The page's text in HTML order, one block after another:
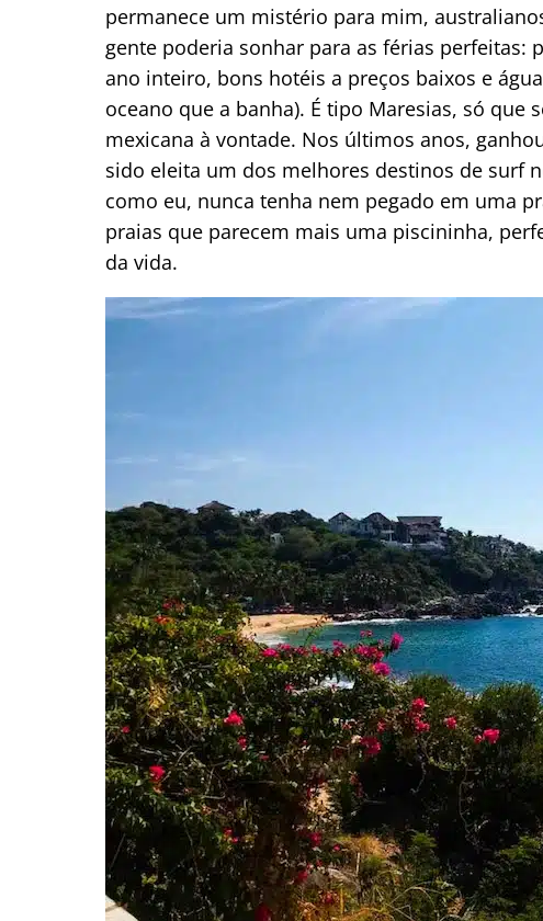
permanece um mistério para mim,
gente poderia sonhar para as férias perfeitas:
ano inteiro, bons hotéis a preços baixos e
oceano que a banha). É tipo Maresias, só
mexicana à vontade. Nos últimos anos,
sido eleita um dos melhores destinos de surf
como eu, nunca tenha nem pegado em uma
praias que parecem mais uma piscininha,
da vida.